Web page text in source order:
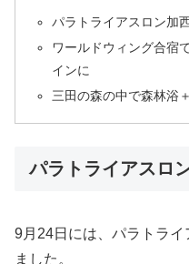
パラトライアスロン加
ワールドウィング合宿
インに
三田の森の中で森林浴
パラトライアスロ
9月24日には、パラトラ
ました。